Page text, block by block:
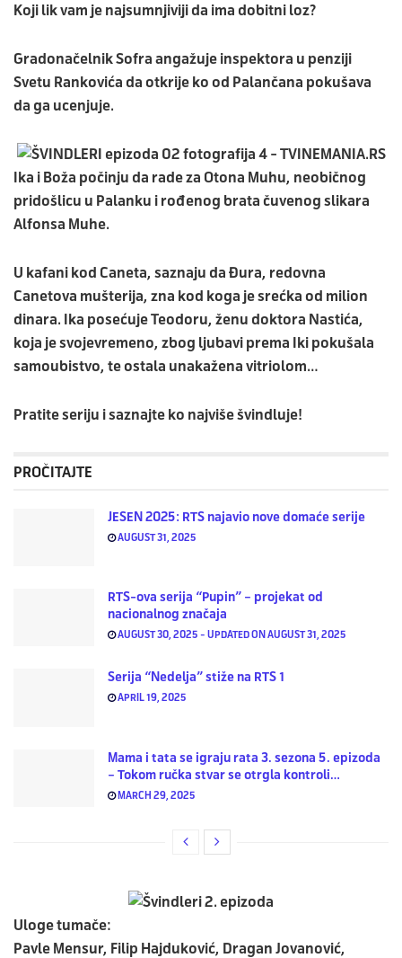
Koji lik vam je najsumnjiviji da ima dobitni loz?
Gradonačelnik Sofra angažuje inspektora u penziji
Svetu Rankovića da otkrije ko od Palančana pokušava
da ga ucenjuje.
Ika i Boža počinju da rade za Otona Muhu, neobičnog
pridošlicu u Palanku i rođenog brata čuvenog slikara
Alfonsa Muhe.
U kafani kod Caneta, saznaju da Đura, redovna
Canetova mušterija, zna kod koga je srećka od milion
dinara. Ika posećuje Teodoru, ženu doktora Nastića,
koja je svojevremeno, zbog ljubavi prema Iki pokušala
samoubistvo, te ostala unakažena vitriolom…
Pratite seriju i saznajte ko najviše švindluje!
PROČITAJTE
JESEN 2025: RTS najavio nove domaće serije
AUGUST 31, 2025
RTS-ova serija “Pupin” – projekat od
nacionalnog značaja
AUGUST 30, 2025 - UPDATED ON AUGUST 31, 2025
Serija “Nedelja” stiže na RTS 1
APRIL 19, 2025
Mama i tata se igraju rata 3. sezona 5. epizoda
– Tokom ručka stvar se otrgla kontroli…
MARCH 29, 2025
Uloge tumače:
Pavle Mensur, Filip Hajduković, Dragan Jovanović,